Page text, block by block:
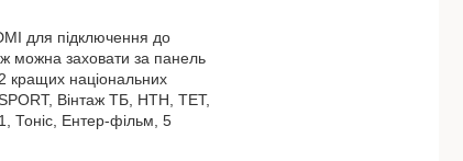
для підключення до
можна заховати за панель
кращих національних
Вінтаж ТБ, НТН, ТЕТ,
Тоніс, Ентер-фільм, 5